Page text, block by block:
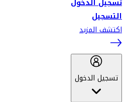
تسجيل الدخول
التسجيل
اكتشف المزيد
تسجيل الدخول